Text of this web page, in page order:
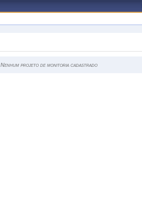
Nenhum projeto de monitoria cadastrado